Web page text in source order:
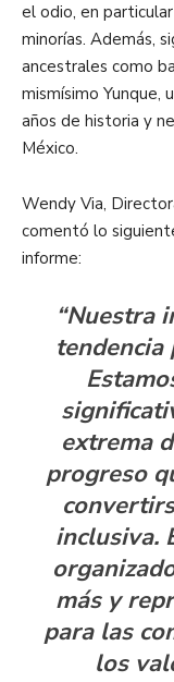
el odio, en
minorías. Además,
ancestrales como
mismísimo Yunque,
años de historia y
México.
Wendy Via,
comentó lo
informe:
“Nuestra
tendencia
extrema
progreso
inclusiva.
más y
para las
los